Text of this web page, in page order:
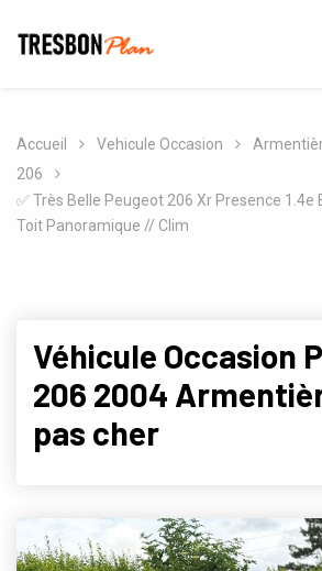
Accueil Vehicule Occasion
206
✅ Très Belle Peugeot 206 Xr Presence
Toit Panoramique // Clim
Véhicule Occasion
206 2004
pas cher